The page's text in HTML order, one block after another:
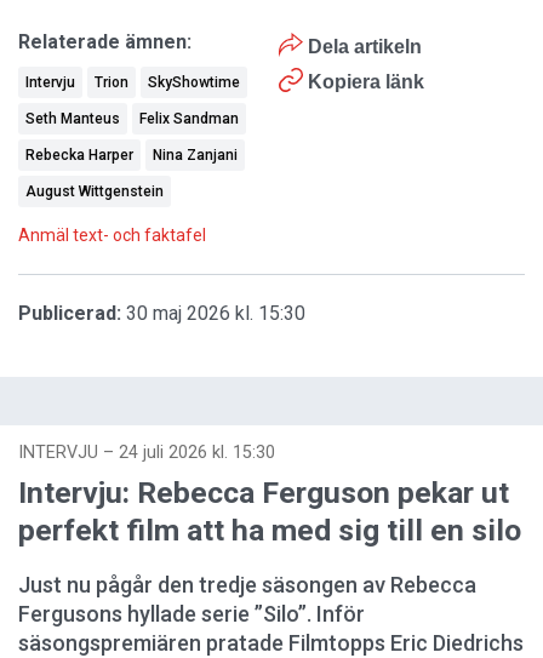
Dela artikeln
Kopiera länk
Relaterade ämnen:
Intervju Trion SkyShowtime
Seth Manteus Felix Sandman
Rebecka Harper Nina Zanjani
August Wittgenstein
Anmäl text- och faktafel
Publicerad: 30 maj 2026 kl. 15:30
INTERVJU – 24 juli 2026 kl. 15:30
Intervju: Rebecca Ferguson pekar ut
perfekt film att ha med sig till en silo
Just nu pågår den tredje säsongen av Rebecca
Fergusons hyllade serie ”Silo”. Inför
säsongspremiären pratade Filmtopps Eric Diedrichs